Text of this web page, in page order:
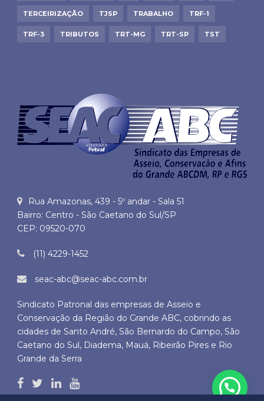
TERCEIRIZAÇÃO TJSP TRABALHO TRF-1
TRF-3 TRIBUTOS TRT-MG TRT-SP TST
Rua Amazonas, 439 - 5º andar - Sala 51
Bairro: Centro - São Caetano do Sul/SP
CEP: 09520-070
(11) 4229-1452
seac-abc@seac-abc.com.br
Sindicato Patronal das empresas de Asseio e
Conservação da Região do Grande ABC, cobrindo as
cidades de Santo André, São Bernardo do Campo, São
Caetano do Sul, Diadema, Mauá, Ribeirão Pires e Rio
Grande da Serra